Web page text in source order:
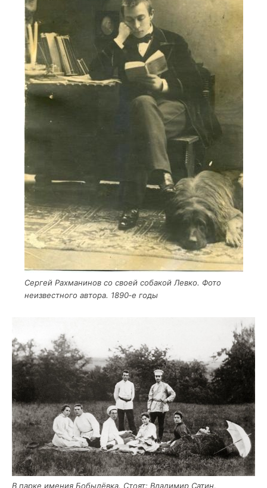
Сер­гей Рах­ма­ни­нов со сво­ей соба­кой Лев­ко. Фото
неиз­вест­но­го авто­ра. 1890‑е годы
В пар­ке име­ния Бобы­лёв­ка. Сто­ят: Вла­ди­мир Сатин,